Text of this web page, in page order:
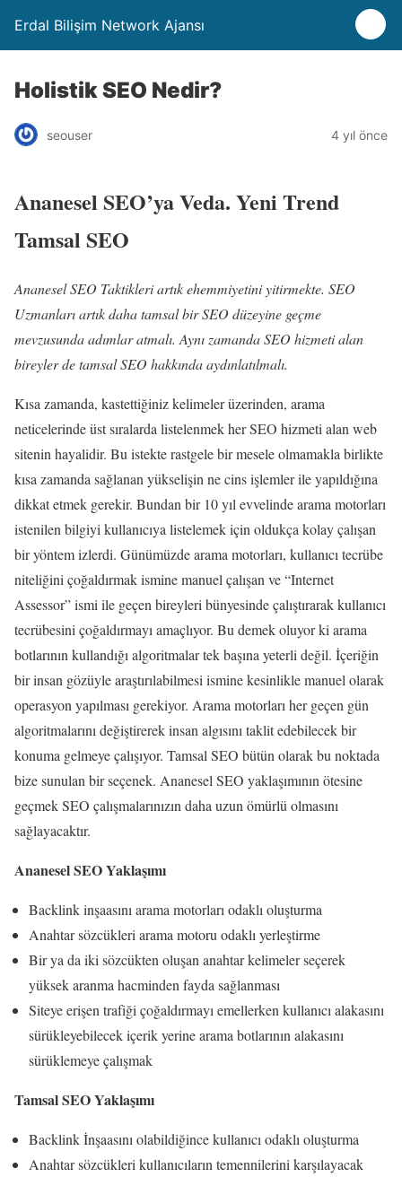
Erdal Bilişim Network Ajansı
Holistik SEO Nedir?
seouser 4 yıl önce
Ananesel SEO’ya Veda. Yeni Trend
Tamsal SEO
Ananesel SEO Taktikleri artık ehemmiyetini yitirmekte. SEO
Uzmanları artık daha tamsal bir SEO düzeyine geçme
mevzusunda adımlar atmalı. Aynı zamanda SEO hizmeti alan
bireyler de tamsal SEO hakkında aydınlatılmalı.
Kısa zamanda, kastettiğiniz kelimeler üzerinden, arama
neticelerinde üst sıralarda listelenmek her SEO hizmeti alan web
sitenin hayalidir. Bu istekte rastgele bir mesele olmamakla birlikte
kısa zamanda sağlanan yükselişin ne cins işlemler ile yapıldığına
dikkat etmek gerekir. Bundan bir 10 yıl evvelinde arama motorları
istenilen bilgiyi kullanıcıya listelemek için oldukça kolay çalışan
bir yöntem izlerdi. Günümüzde arama motorları, kullanıcı tecrübe
niteliğini çoğaldırmak ismine manuel çalışan ve “Internet
Assessor” ismi ile geçen bireyleri bünyesinde çalıştırarak kullanıcı
tecrübesini çoğaldırmayı amaçlıyor. Bu demek oluyor ki arama
botlarının kullandığı algoritmalar tek başına yeterli değil. İçeriğin
bir insan gözüyle araştırılabilmesi ismine kesinlikle manuel olarak
operasyon yapılması gerekiyor. Arama motorları her geçen gün
algoritmalarını değiştirerek insan algısını taklit edebilecek bir
konuma gelmeye çalışıyor. Tamsal SEO bütün olarak bu noktada
bize sunulan bir seçenek. Ananesel SEO yaklaşımının ötesine
geçmek SEO çalışmalarınızın daha uzun ömürlü olmasını
sağlayacaktır.
Ananesel SEO Yaklaşımı
Backlink inşaasını arama motorları odaklı oluşturma
Anahtar sözcükleri arama motoru odaklı yerleştirme
Bir ya da iki sözcükten oluşan anahtar kelimeler seçerek
yüksek aranma hacminden fayda sağlanması
Siteye erişen trafiği çoğaldırmayı emellerken kullanıcı alakasını
sürükleyebilecek içerik yerine arama botlarının alakasını
sürüklemeye çalışmak
Tamsal SEO Yaklaşımı
Backlink İnşaasını olabildiğince kullanıcı odaklı oluşturma
Anahtar sözcükleri kullanıcıların temennilerini karşılayacak